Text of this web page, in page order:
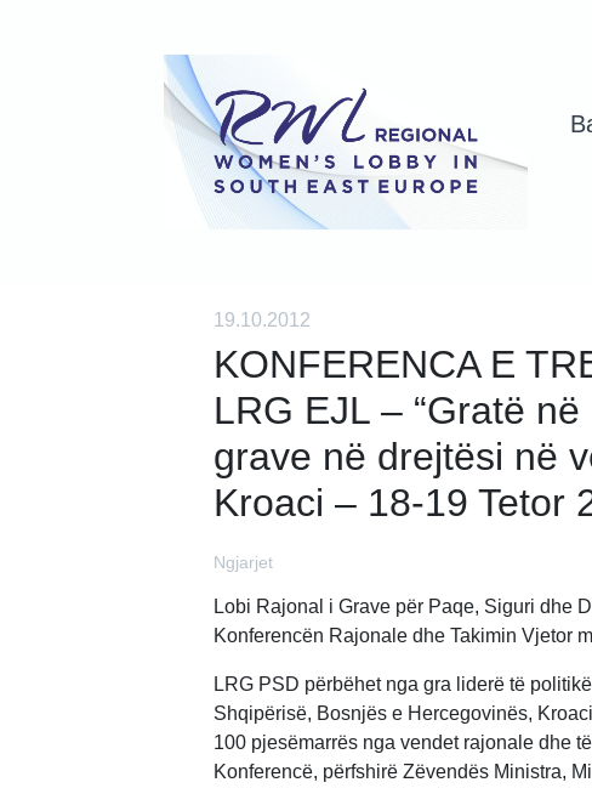
19.10.2012
KONFERENCA E
LRG EJL – “Gratë
grave në drejtësi në
Kroaci – 18-19 Tetor
Ngjarjet
Lobi Rajonal i Grave për Paqe, Siguri dhe
Konferencën Rajonale dhe Takimin Vjetor
LRG PSD përbëhet nga gra liderë të
Shqipërisë, Bosnjës e Hercegovinës,
100 pjesëmarrës nga vendet rajonale dhe
Konferencë, përfshirë Zëvendës Ministra,